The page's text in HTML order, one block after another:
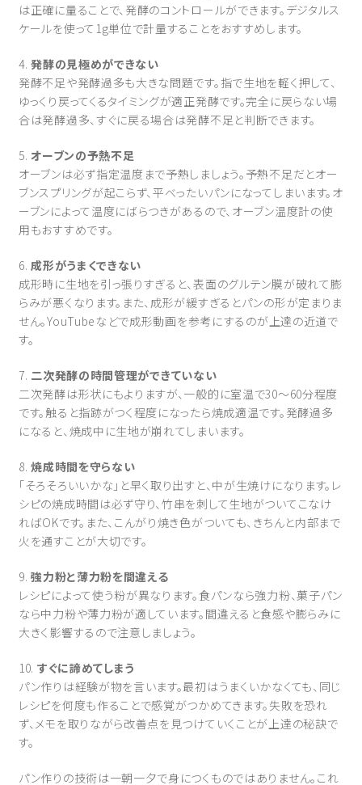
は正確に量ることで、発酵のコントロールができます。デジタルス
ケールを使って1g単位で計量することをおすすめします。
4.発酵の見極めができない
発酵不足や発酵過多も大きな問題です。指で生地を軽く押して、
ゆっくり戻ってくるタイミングが適正発酵です。完全に戻らない場
合は発酵過多、すぐに戻る場合は発酵不足と判断できます。
5. オーブンの予熱不足
オーブンは必ず指定温度まで予熱しましょう。予熱不足だとオー
ブンスプリングが起こらず、平べったいパンになってしまいます。オ
ーブンによって温度にばらつきがあるので、オーブン温度計の使
用もおすすめです。
6.成形がうまくできない
成形時に生地を引っ張りすぎると、表面のグルテン膜が破れて膨
らみが悪くなります。また、成形が緩すぎるとパンの形が定まりま
せん。YouTubeなどで成形動画を参考にするのが上達の近道で
す。
7. 二次発酵の時間管理ができていない
二次発酵は形状にもよりますが、一般的に室温で30〜60分程度
です。触ると指跡がつく程度になったら焼成適温です。発酵過多
になると、焼成中に生地が崩れてしまいます。
8.焼成時間を守らない
「そろそろいいかな」と早く取り出すと、中が生焼けになります。レ
シピの焼成時間は必ず守り、竹串を刺して生地がついてこなけ
ればOKです。また、こんがり焼き色がついても、きちんと内部まで
火を通すことが大切です。
9.強力粉と薄力粉を間違える
レシピによって使う粉が異なります。食パンなら強力粉、菓子パン
なら中力粉や薄力粉が適しています。間違えると食感や膨らみに
大きく影響するので注意しましょう。
10. すぐに諦めてしまう
パン作りは経験が物を言います。最初はうまくいかなくても、同じ
レシピを何度も作ることで感覚がつかめてきます。失敗を恐れ
ず、メモを取りながら改善点を見つけていくことが上達の秘訣で
す。
パン作りの技術は一朝一夕で身につくものではありません。これ